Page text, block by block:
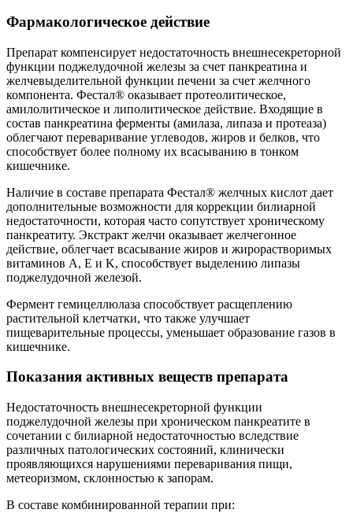
Фармакологическое действие
Препарат компенсирует недостаточность внешнесекреторной
функции поджелудочной железы за счет панкреатина и
желчевыделительной функции печени за счет желчного
компонента. Фестал® оказывает протеолитическое,
амилолитическое и липолитическое действие. Входящие в
состав панкреатина ферменты (амилаза, липаза и протеаза)
облегчают переваривание углеводов, жиров и белков, что
способствует более полному их всасыванию в тонком
кишечнике.
Наличие в составе препарата Фестал® желчных кислот дает
дополнительные возможности для коррекции билиарной
недостаточности, которая часто сопутствует хроническому
панкреатиту. Экстракт желчи оказывает желчегонное
действие, облегчает всасывание жиров и жирорастворимых
витаминов A, E и K, способствует выделению липазы
поджелудочной железой.
Фермент гемицеллюлаза способствует расщеплению
растительной клетчатки, что также улучшает
пищеварительные процессы, уменьшает образование газов в
кишечнике.
Показания активных веществ препарата
Недостаточность внешнесекреторной функции
поджелудочной железы при хроническом панкреатите в
сочетании с билиарной недостаточностью вследствие
различных патологических состояний, клинически
проявляющихся нарушениями переваривания пищи,
метеоризмом, склонностью к запорам.
В составе комбинированной терапии при: